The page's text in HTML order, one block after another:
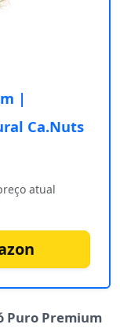
|
Ca.Nuts
atual
Puro Premium